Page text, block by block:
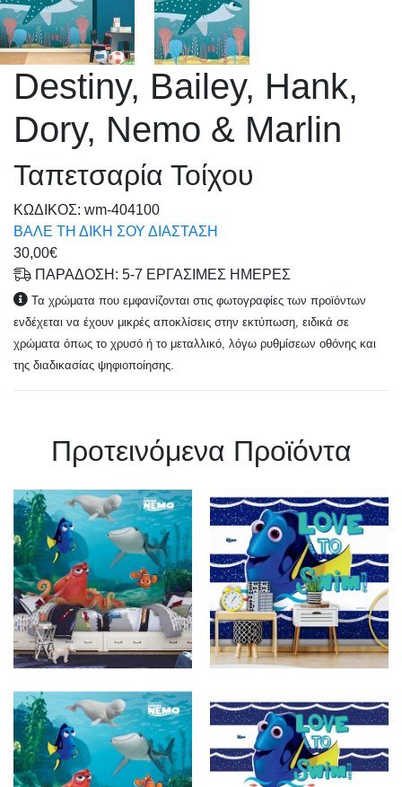
Destiny, Bailey, Hank,
Dory, Nemo & Marlin
Ταπετσαρία Τοίχου
KΩΔΙΚΟΣ: wm-404100
ΒΑΛΕ ΤΗ ΔΙΚΗ ΣΟΥ ΔΙΑΣΤΑΣΗ
30,00€
ΠΑΡΑΔΟΣΗ: 5-7 ΕΡΓΑΣΙΜΕΣ ΗΜΕΡΕΣ
Τα χρώματα που εμφανίζονται στις φωτογραφίες των προϊόντων
ενδέχεται να έχουν μικρές αποκλίσεις στην εκτύπωση, ειδικά σε
χρώματα όπως το χρυσό ή το μεταλλικό, λόγω ρυθμίσεων οθόνης και
της διαδικασίας ψηφιοποίησης.
Πρoτεινόμενα Προϊόντα